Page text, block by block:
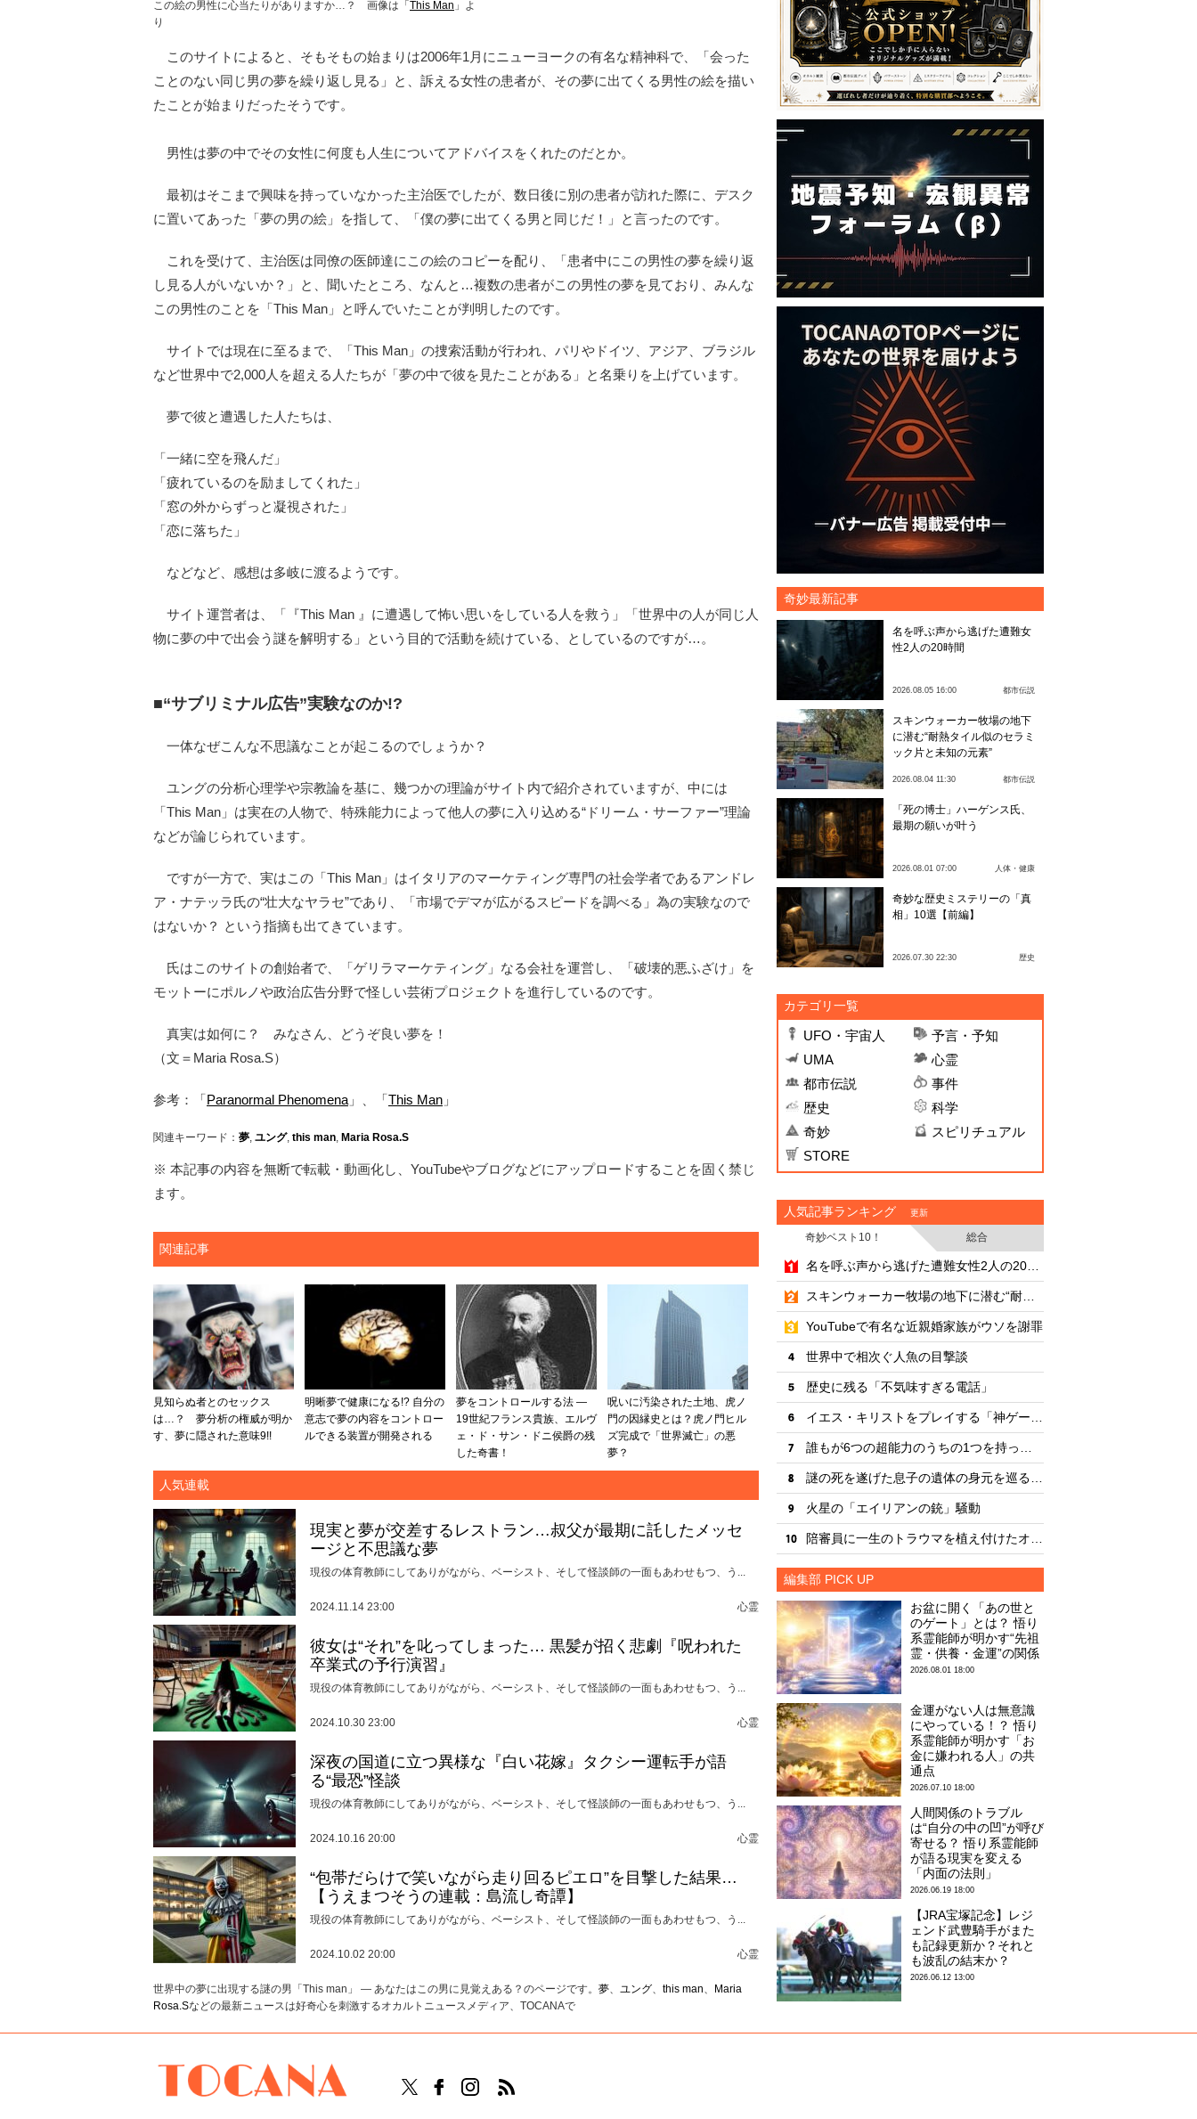
この絵の男性に心当たりがありますか…？　画像は「 This Man 」よ
り
このサイトによると、そもそもの始まりは2006年1月にニューヨークの有名な精神科で、「会った
ことのない同じ男の夢を繰り返し見る」と、訴える女性の患者が、その夢に出てくる男性の絵を描い
たことが始まりだったそうです。
男性は夢の中でその女性に何度も人生についてアドバイスをくれたのだとか。
最初はそこまで興味を持っていなかった主治医でしたが、数日後に別の患者が訪れた際に、デスク
に置いてあった「夢の男の絵」を指して、「僕の夢に出てくる男と同じだ！」と言ったのです。
これを受けて、主治医は同僚の医師達にこの絵のコピーを配り、「患者中にこの男性の夢を繰り返
し見る人がいないか？」と、聞いたところ、なんと…複数の患者がこの男性の夢を見ており、みんな
この男性のことを「This Man」と呼んでいたことが判明したのです。
サイトでは現在に至るまで、「This Man」の捜索活動が行われ、パリやドイツ、アジア、ブラジル
など世界中で2,000人を超える人たちが「夢の中で彼を見たことがある」と名乗りを上げています。
夢で彼と遭遇した人たちは、
「一緒に空を飛んだ」
「疲れているのを励ましてくれた」
「窓の外からずっと凝視された」
「恋に落ちた」
などなど、感想は多岐に渡るようです。
サイト運営者は、「『This Man 』に遭遇して怖い思いをしている人を救う」「世界中の人が同じ人
物に夢の中で出会う謎を解明する」という目的で活動を続けている、としているのですが…。
■“サブリミナル広告”実験なのか!?
一体なぜこんな不思議なことが起こるのでしょうか？
ユングの分析心理学や宗教論を基に、幾つかの理論がサイト内で紹介されていますが、中には
「This Man」は実在の人物で、特殊能力によって他人の夢に入り込める“ドリーム・サーファー”理論
などが論じられています。
ですが一方で、実はこの「This Man」はイタリアのマーケティング専門の社会学者であるアンドレ
ア・ナテッラ氏の“壮大なヤラセ”であり、「市場でデマが広がるスピードを調べる」為の実験なので
はないか？ という指摘も出てきています。
氏はこのサイトの創始者で、「ゲリラマーケティング」なる会社を運営し、「破壊的悪ふざけ」を
モットーにポルノや政治広告分野で怪しい芸術プロジェクトを進行しているのです。
真実は如何に？ みなさん、どうぞ良い夢を！
（文＝Maria Rosa.S）
参考：「Paranormal Phenomena 」、「This Man 」
関連キーワード： 夢, ユング, this man, Maria Rosa.S
※ 本記事の内容を無断で転載・動画化し、YouTubeやブログなどにアップロードすることを固く禁じ
ます。
関連記事
見知らぬ者とのセックス
は…？ 夢分析の権威が明か
す、夢に隠された意味9!!
明晰夢で健康になる!? 自分の
意志で夢の内容をコントロー
ルできる装置が開発される
夢をコントロールする法 ―
19世紀フランス貴族、エルヴ
ェ・ド・サン・ドニ侯爵の残
した奇書！
呪いに汚染された土地、虎ノ
門の因縁史とは？虎ノ門ヒル
ズ完成で「世界滅亡」の悪
夢？
人気連載
現実と夢が交差するレストラン…叔父が最期に託したメッセ
ージと不思議な夢
現役の体育教師にしてありがながら、ベーシスト、そして怪談師の一面もあわせもつ、う...
2024.11.14 23:00 心霊
彼女は“それ”を叱ってしまった… 黒髪が招く悲劇『呪われた
卒業式の予行演習』
現役の体育教師にしてありがながら、ベーシスト、そして怪談師の一面もあわせもつ、う...
2024.10.30 23:00 心霊
深夜の国道に立つ異様な『白い花嫁』タクシー運転手が語
る“最恐”怪談
現役の体育教師にしてありがながら、ベーシスト、そして怪談師の一面もあわせもつ、う...
2024.10.16 20:00 心霊
“包帯だらけで笑いながら走り回るピエロ”を目撃した結果…
【うえまつそうの連載：島流し奇譚】
現役の体育教師にしてありがながら、ベーシスト、そして怪談師の一面もあわせもつ、う...
2024.10.02 20:00 心霊
世界中の夢に出現する謎の男「This man」 ― あなたはこの男に見覚えある？のページです。 夢、 ユング、 this man、
Maria
Rosa.Sなどの最新ニュースは好奇心を刺激するオカルトニュースメディア、TOCANAで
奇妙最新記事
名を呼ぶ声から逃げた遭難女
性2人の20時間
2026.08.05 16:00 都市伝説
スキンウォーカー牧場の地下
に潜む“耐熱タイル似のセラミ
ック片と未知の元素”
2026.08.04 11:30 都市伝説
「死の博士」ハーゲンス氏、
最期の願いが叶う
2026.08.01 07:00 人体・健康
奇妙な歴史ミステリーの「真
相」10選【前編】
2026.07.30 22:30 歴史
カテゴリ一覧
UFO・宇宙人
予言・予知
UMA
心霊
都市伝説
事件
歴史
科学
奇妙
スピリチュアル
STORE
人気記事ランキング 更新
奇妙ベスト10！
総合
・
・
・
YouTubeで有名な近親婚家族がウソを謝罪
・
世界中で相次ぐ人魚の目撃談
・
歴史に残る「不気味すぎる電話」
・
・
・
・
火星の「エイリアンの銃」騒動
・
編集部 PICK UP
お盆に開く「あの世と
のゲート」とは？ 悟り
系霊能師が明かす“先祖
霊・供養・金運”の関係
2026.08.01 18:00
金運がない人は無意識
にやっている！？ 悟り
系霊能師が明かす「お
金に嫌われる人」の共
通点
2026.07.10 18:00
人間関係のトラブル
は“自分の中の凹”が呼び
寄せる？ 悟り系霊能師
が語る現実を変える
「内面の法則」
2026.06.19 18:00
【JRA宝塚記念】レジ
ェンド武豊騎手がまた
も記録更新か？それと
も波乱の結末か？
2026.06.12 13:00
TOCANAのFacebookはこちら
TOCANAのinstagramはこちら